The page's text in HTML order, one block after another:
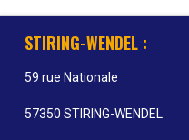
STIRING-WENDEL :
59 rue Nationale
57350 STIRING-WENDEL